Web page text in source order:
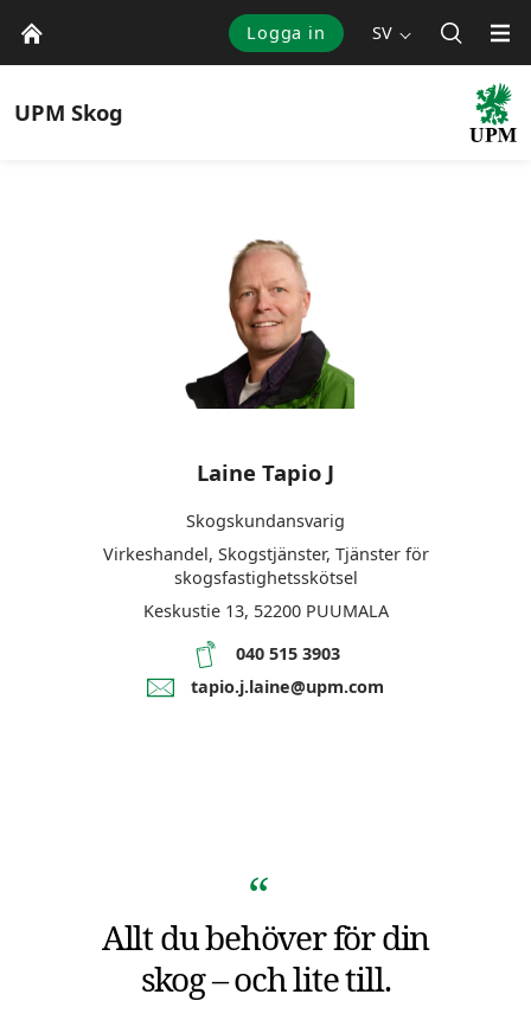
Logga in SV
UPM Skog
Laine Tapio J
Skogskundansvarig
Virkeshandel, Skogstjänster, Tjänster för
skogsfastighetsskötsel
Keskustie 13, 52200 PUUMALA
040 515 3903
tapio.j.laine@upm.com
Allt du behöver för din
skog – och lite till.